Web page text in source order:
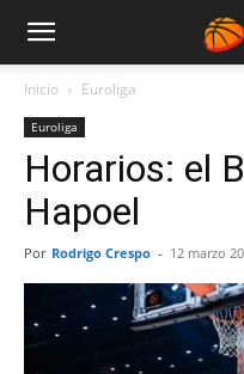
Inicio Euroliga
Euroliga
Horarios: el
Hapoel
Por Rodrigo Crespo - 12 marzo